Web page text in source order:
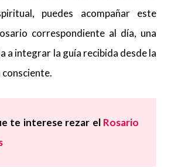
puedes acompañar este
correspondiente al día, una
a integrar la guía recibida desde la
consciente.
te interese rezar el Rosario